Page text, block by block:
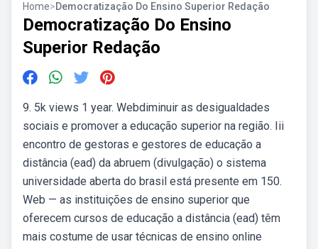
Home>Democratização Do Ensino Superior Redação
Democratização Do Ensino
Superior Redação
9. 5k views 1 year. Webdiminuir as desigualdades
sociais e promover a educação superior na região. Iii
encontro de gestoras e gestores de educação a
distância (ead) da abruem (divulgação) o sistema
universidade aberta do brasil está presente em 150.
Web — as instituições de ensino superior que
oferecem cursos de educação a distância (ead) têm
mais costume de usar técnicas de ensino online